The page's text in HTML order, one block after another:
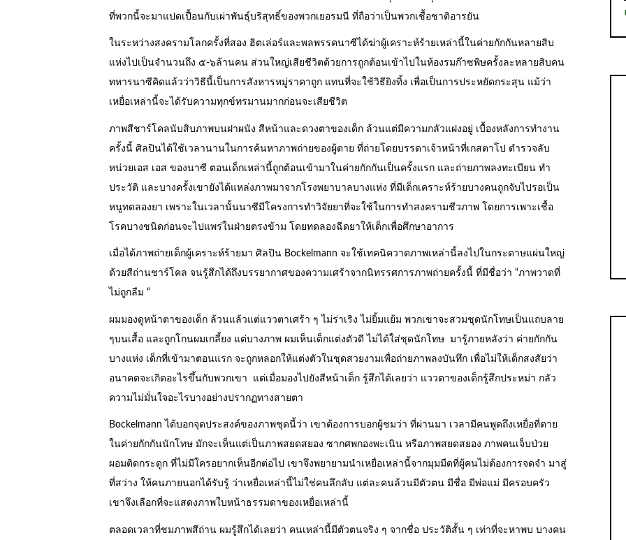
ที่พวกนี้จะมาแปดเปื้อนกับเผ่าพันธุ์บริสุทธิ์ของพวกเยอรมนี ที่ถือว่าเป็นพวกเชื้อชาติอารยัน
ในระหว่างสงครามโลกครั้งที่สอง ฮิตเล่อร์และพลพรรคนาซีได้ฆ่าผู้เคราะห์ร้ายเหล่านี้ในค่ายกักกันหลายสิบ
แห่งไปเป็นจำนวนถึง ๕-๖ล้านคน ส่วนใหญ่เสียชีวิตด้วยการถูกต้อนเข้าไปในห้องรมก๊าซพิษครั้งละหลายสิบคน
ทหารนาซีคิดแล้วว่าวิธีนี้เป็นการสังหารหมู่ราคาถูก แทนที่จะใช้วิธียิงทิ้ง เพื่อเป็นการประหยัดกระสุน แม้ว่า
เหยื่อเหล่านี้จะได้รับความทุกข์ทรมานมากก่อนจะเสียชีวิต
ภาพสีชาร์โคลนับสิบภาพบนฝาผนัง สีหน้าและดวงตาของเด็ก ล้วนแต่มีความกลัวแฝงอยู่ เบื้องหลังการทำงาน
ครั้งนี้ ศิลปินได้ใช้เวลานานในการค้นหาภาพถ่ายของผู้ตาย ที่ถ่ายโดยบรรดาเจ้าหน้าที่เกสตาโป ตำรวจลับ
หน่วยเอส เอส ของนาซี ตอนเด็กเหล่านี้ถูกต้อนเข้ามาในค่ายกักกันเป็นครั้งแรก และถ่ายภาพลงทะเบียน ทำ
ประวัติ และบางครั้งเขายังได้แหล่งภาพมาจากโรงพยาบาลบางแห่ง ที่มีเด็กเคราะห์ร้ายบางคนถูกจับไปรอเป็น
หนูทดลองยา เพราะในเวลานั้นนาซีมีโครงการทำวิจัยยาที่จะใช้ในการทำสงครามชีวภาพ โดยการเพาะเชื้อ
โรคบางชนิดก่อนจะไปแพร่ในฝ่ายตรงข้าม โดยทดลองฉีดยาให้เด็กเพื่อศึกษาอาการ
เมื่อได้ภาพถ่ายเด็กผู้เคราะห์ร้ายมา ศิลปิน Bockelmann จะใช้เทคนิควาดภาพเหล่านี้ลงไปในกระดาษแผ่นใหญ่
ด้วยสีถ่านชาร์โคล จนรู้สึกได้ถึงบรรยากาศของความเศร้าจากนิทรรศการภาพถ่ายครั้งนี้ ที่มีชื่อว่า “ภาพวาดที่
ไม่ถูกลืม “
ผมมองดูหน้าตาของเด็ก ล้วนแล้วแต่แววตาเศร้า ๆ ไม่ร่าเริง ไม่ยิ้มแย้ม พวกเขาจะสวมชุดนักโทษเป็นแถบลาย
ๆบนเสื้อ และถูกโกนผมเกลี้ยง แต่บางภาพ ผมเห็นเด็กแต่งตัวดี ไม่ได้ใส่ชุดนักโทษ มารู้ภายหลังว่า ค่ายกักกัน
บางแห่ง เด็กที่เข้ามาตอนแรก จะถูกหลอกให้แต่งตัวในชุดสวยงามเพื่อถ่ายภาพลงบันทึก เพื่อไม่ให้เด็กสงสัยว่า
อนาคตจะเกิดอะไรขึ้นกับพวกเขา แต่เมื่อมองไปยังสีหน้าเด็ก รู้สึกได้เลยว่า แววตาของเด็กรู้สึกประหม่า กลัว
ความไม่มั่นใจอะไรบางอย่างปรากฏทางสายตา
Bockelmann ได้บอกจุดประสงค์ของภาพชุดนี้ว่า เขาต้องการบอกผู้ชมว่า ที่ผ่านมา เวลามีคนพูดถึงเหยื่อที่ตาย
ในค่ายกักกันนักโทษ มักจะเห็นแต่เป็นภาพสยดสยอง ซากศพกองพะเนิน หรือภาพสยดสยอง ภาพคนเจ็บป่วย
ผอมติดกระดูก ที่ไม่มีใครอยากเห็นอีกต่อไป เขาจึงพยายามนำเหยื่อเหล่านี้จากมุมมืดที่ผู้คนไม่ต้องการจดจำ มาสู่
ที่สว่าง ให้คนภายนอกได้รับรู้ ว่าเหยื่อเหล่านี้ไม่ใช่คนลึกลับ แต่ละคนล้วนมีตัวตน มีชื่อ มีพ่อแม่ มีครอบครัว
เขาจึงเลือกที่จะแสดงภาพใบหน้าธรรมดาของเหยื่อเหล่านี้
ตลอดเวลาที่ชมภาพสีถ่าน ผมรู้สึกได้เลยว่า คนเหล่านี้มีตัวตนจริง ๆ จากชื่อ ประวัติสั้น ๆ เท่าที่จะหาพบ บางคน